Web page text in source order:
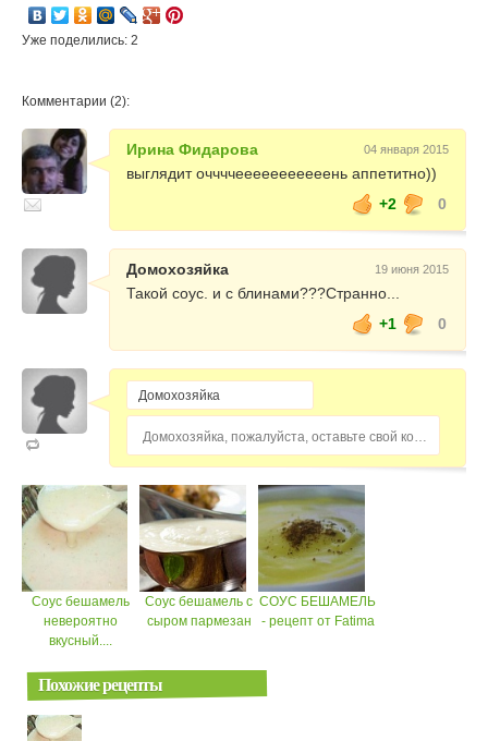
Уже поделились: 2
Комментарии (2):
Ирина Фидарова 04 января 2015
выглядит оччччееееееееееень аппетитно))
+2
0
Домохозяйка 19 июня 2015
Такой соус. и с блинами???Странно...
+1
0
Домохозяйка, пожалуйста, оставьте свой комментарий...
Соус бешамель
невероятно
вкусный....
Соус бешамель с
сыром пармезан
СОУС БЕШАМЕЛЬ
- рецепт от Fatima
Похожие рецепты